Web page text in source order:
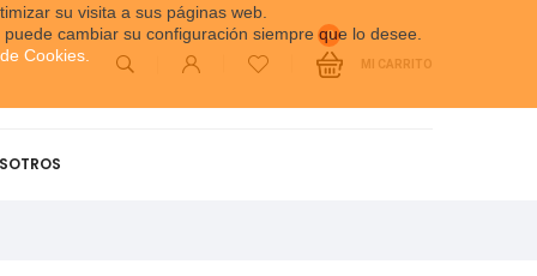
su visita a sus páginas web.
cambiar su configuración siempre que lo desee.
Cookies. MI CARRITO
0